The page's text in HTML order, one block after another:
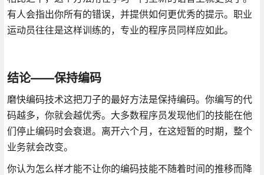
有人会指出你所有的错误，并提供如何更优秀的提示。职业
运动员往往是这样训练的，专业的程序员同样应如此。
结论——保持编码
磨快编码技术这把刀子的最好方法是保持编码。你编写的代
码越多，你就会越优秀。大多数程序员发现他们的技能在他
们停止编码时会衰退。离开六个月，在这短暂的时期，整个
业务就会改变。
你认为怎么样才能不让你的编码技能不随着时间的推移而降